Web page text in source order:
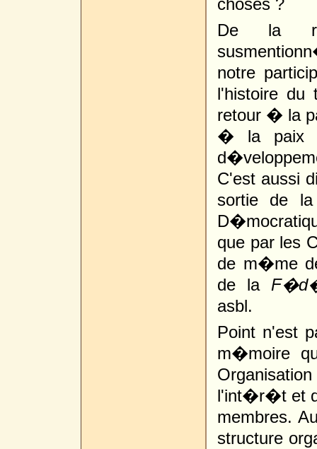
choses ?
De la
notre
l'histoire du
retour � la
� la paix
C'est aussi
sortie de la
que par les
de m�me
de la
asbl.
Point n'est
m�moire
l'int�r�t et
membres.
structure